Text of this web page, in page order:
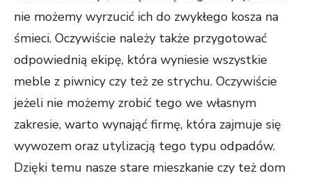
nie możemy wyrzucić ich do zwykłego kosza na
śmieci. Oczywiście należy także przygotować
odpowiednią ekipę, która wyniesie wszystkie
meble z piwnicy czy też ze strychu. Oczywiście
jeżeli nie możemy zrobić tego we własnym
zakresie, warto wynająć firmę, która zajmuje się
wywozem oraz utylizacją tego typu odpadów.
Dzięki temu nasze stare mieszkanie czy też dom